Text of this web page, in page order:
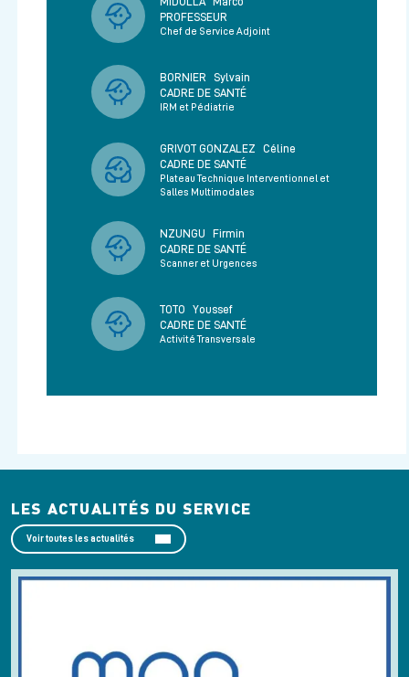
PROFESSEUR
Chef de Service Adjoint
BORNIER
Sylvain
CADRE DE SANTÉ
IRM et Pédiatrie
GRIVOT GONZALEZ
Céline
CADRE DE SANTÉ
Plateau Technique Interventionnel et
Salles Multimodales
NZUNGU
Firmin
CADRE DE SANTÉ
Scanner et Urgences
TOTO
Youssef
CADRE DE SANTÉ
Activité Transversale
LES ACTUALITÉS DU SERVICE
Voir toutes les actualités